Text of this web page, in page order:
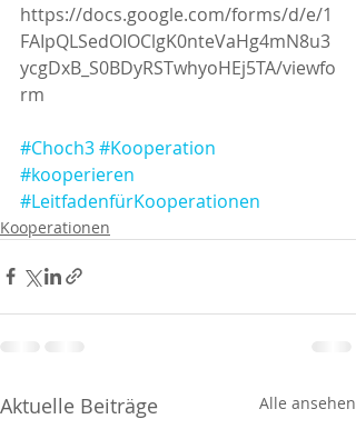
https://docs.google.com/forms/d/e/1
FAIpQLSedOIOClgK0nteVaHg4mN8u3
ycgDxB_S0BDyRSTwhyoHEj5TA/viewfo
rm
#Choch3#Kooperation
#kooperieren
#LeitfadenfürKooperationen
Kooperationen
Aktuelle Beiträge Alle ansehen